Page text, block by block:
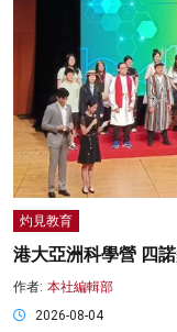
灼見教育
港大亞洲科學營 四
作者: 本社編輯部
2026-08-04